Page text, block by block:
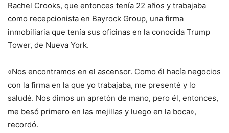
Rachel Crooks, que entonces tenía 22 años y trabajaba
como recepcionista en Bayrock Group, una firma
inmobiliaria que tenía sus oficinas en la conocida Trump
Tower, de Nueva York.
«Nos encontramos en el ascensor. Como él hacía negocios
con la firma en la que yo trabajaba, me presenté y lo
saludé. Nos dimos un apretón de mano, pero él, entonces,
me besó primero en las mejillas y luego en la boca»,
recordó.